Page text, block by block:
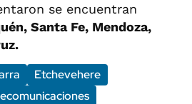
se encuentran
Santa Fe, Mendoza,
Etchevehere